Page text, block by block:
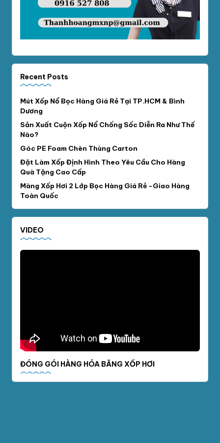
Recent Posts
Mút Xốp Nổ Bọc Hàng Giá Rẻ Tại TP.HCM & Bình
Dương
Sản Xuất Cuộn Xốp Nổ Chống Sốc Diễn Ra Như Thế
Nào?
Góc PE Foam Chèn Thùng Carton
Đặt Làm Xốp Định Hình Theo Yêu Cầu Cho Hàng
Quà Tặng Cao Cấp
Màng Xốp Hơi 2 Lớp Bọc Hàng Giá Rẻ -Giao Hàng
Toàn Quốc
VIDEO
ĐÓNG GÓI HÀNG HÓA BẰNG XỐP HƠI